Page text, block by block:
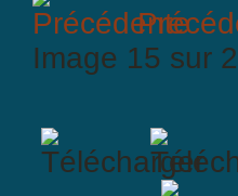
Image 15 sur